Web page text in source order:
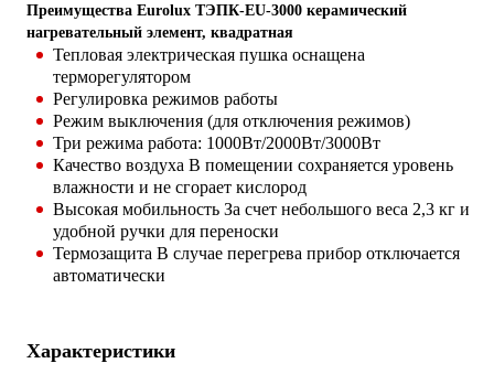
Преимущества Eurolux ТЭПК-EU-3000 керамический
нагревательный элемент, квадратная
Тепловая электрическая пушка оснащена
терморегулятором
Регулировка режимов работы
Режим выключения (для отключения режимов)
Три режима работа: 1000Вт/2000Вт/3000Вт
Качество воздуха В помещении сохраняется уровень
влажности и не сгорает кислород
Высокая мобильность За счет небольшого веса 2,3 кг и
удобной ручки для переноски
Термозащита В случае перегрева прибор отключается
автоматически
Характеристики